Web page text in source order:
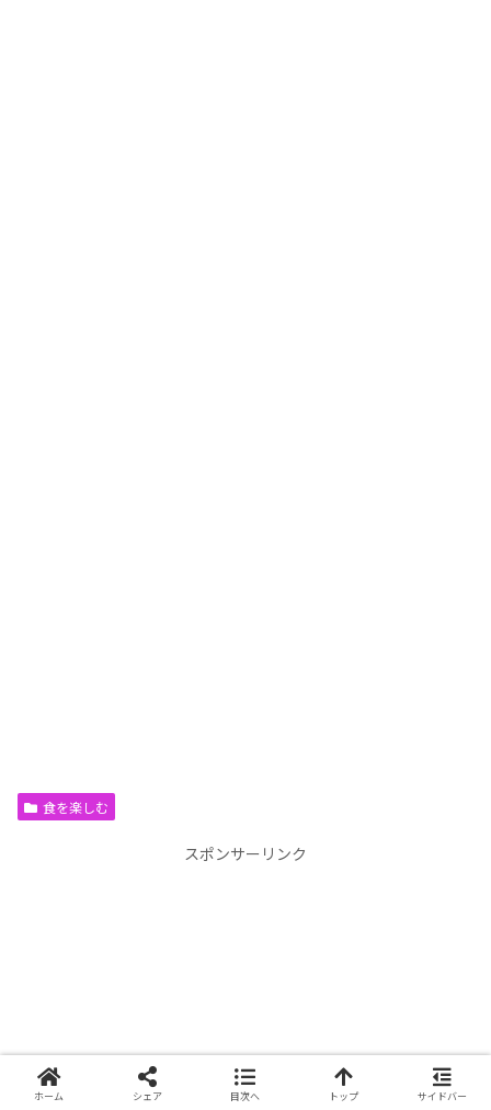
食を楽しむ
スポンサーリンク
ホーム シェア 目次へ トップ サイドバー